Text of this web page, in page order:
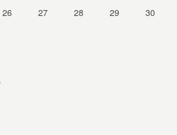
26 27 28 29
30